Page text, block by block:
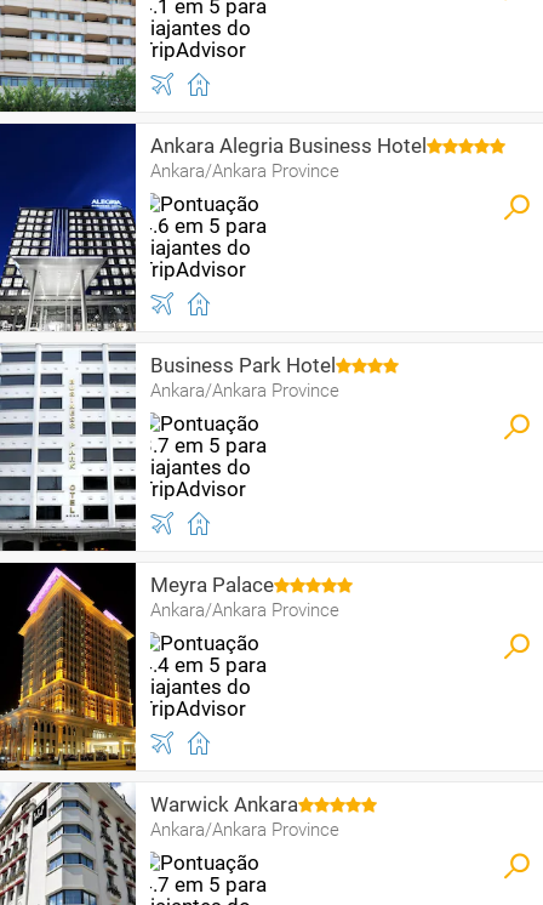
Ankara Alegria Business Hotel
Ankara/Ankara Province
Business Park Hotel
Ankara/Ankara Province
Meyra Palace
Ankara/Ankara Province
Warwick Ankara
Ankara/Ankara Province